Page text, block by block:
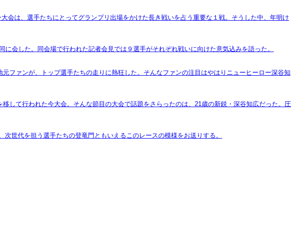
会は、選手たちにとってグランプリ出場をかけた長き戦いを占う重要な１戦。そうした中、年明け
会した。同会場で行われた記者会見では９選手がそれぞれ戦いに向けた意気込みを語った。
ファンが、トップ選手たちの走りに熱狂した。そんなファンの注目はやはりニューヒーロー深谷知
して行われた今大会。そんな節目の大会で話題をさらったのは、21歳の新鋭・深谷知広だった。圧
世代を担う選手たちの登竜門ともいえるこのレースの模様をお送りする。